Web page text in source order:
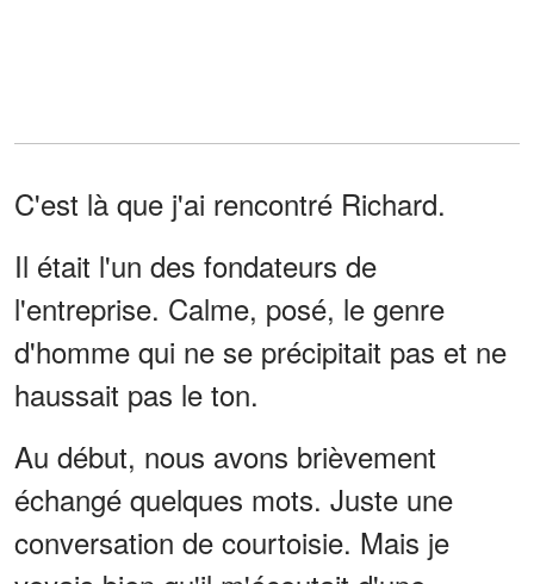
C'est là que j'ai rencontré Richard.
Il était l'un des fondateurs de
l'entreprise. Calme, posé, le genre
d'homme qui ne se précipitait pas et ne
haussait pas le ton.
Au début, nous avons brièvement
échangé quelques mots. Juste une
conversation de courtoisie. Mais je